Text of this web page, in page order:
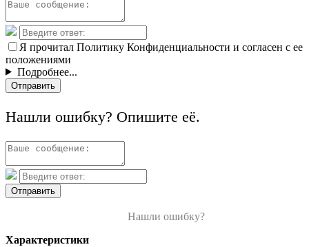
Я прочитал Политику Конфиденциальности и согласен с ее
положениями
Подробнее...
Отправить
Нашли ошибку? Опишите её.
Отправить
Нашли ошибку?
Характеристики